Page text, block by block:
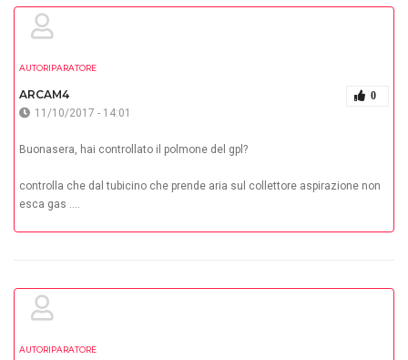
AUTORIPARATORE
ARCAM4 0
11/10/2017 - 14:01
Buonasera, hai controllato il polmone del gpl?
controlla che dal tubicino che prende aria sul collettore aspirazione non
esca gas ....
AUTORIPARATORE